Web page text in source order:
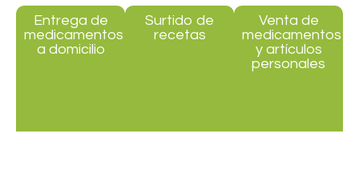
Entrega de
medicamentos
a domicilio
Surtido de
recetas
Venta de
medicamentos
y artículos
personales